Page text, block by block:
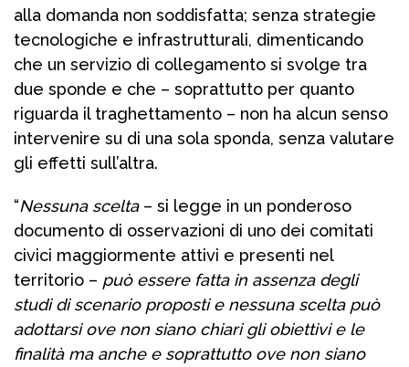
alla domanda non soddisfatta; senza strategie
tecnologiche e infrastrutturali, dimenticando
che un servizio di collegamento si svolge tra
due sponde e che – soprattutto per quanto
riguarda il traghettamento – non ha alcun senso
intervenire su di una sola sponda, senza valutare
gli effetti sull’altra.
“Nessuna scelta– si legge in un ponderoso
documento di osservazioni di uno dei comitati
civici maggiormente attivi e presenti nel
territorio – può essere fatta in assenza degli
studi di scenario proposti e nessuna scelta può
adottarsi ove non siano chiari gli obiettivi e le
finalità ma anche e soprattutto ove non siano